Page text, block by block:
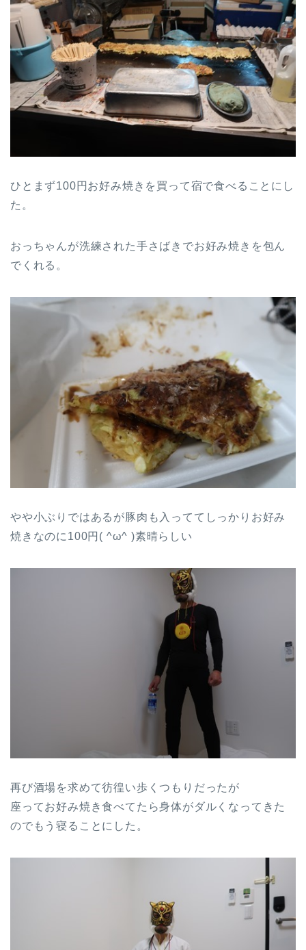
ひとまず100円お好み焼きを買って宿で食べることにし
た。
おっちゃんが洗練された手さばきでお好み焼きを包ん
でくれる。
やや小ぶりではあるが豚肉も入っててしっかりお好み
焼きなのに100円( ^ω^ )素晴らしい
再び酒場を求めて彷徨い歩くつもりだったが
座ってお好み焼き食べてたら身体がダルくなってきた
のでもう寝ることにした。